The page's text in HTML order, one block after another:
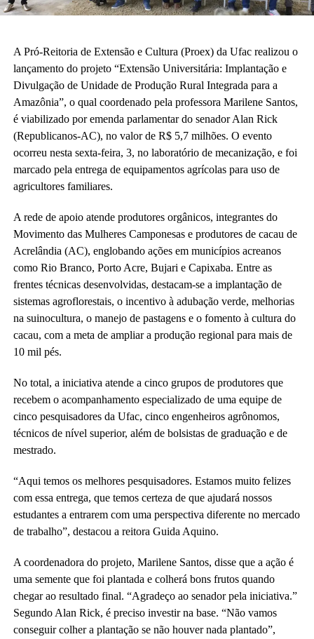
A Pró-Reitoria de Extensão e Cultura (Proex) da Ufac realizou o
lançamento do projeto “Extensão Universitária: Implantação e
Divulgação de Unidade de Produção Rural Integrada para a
Amazônia”, o qual coordenado pela professora Marilene Santos,
é viabilizado por emenda parlamentar do senador Alan Rick
(Republicanos-AC), no valor de R$ 5,7 milhões. O evento
ocorreu nesta sexta-feira, 3, no laboratório de mecanização, e foi
marcado pela entrega de equipamentos agrícolas para uso de
agricultores familiares.
A rede de apoio atende produtores orgânicos, integrantes do
Movimento das Mulheres Camponesas e produtores de cacau de
Acrelândia (AC), englobando ações em municípios acreanos
como Rio Branco, Porto Acre, Bujari e Capixaba. Entre as
frentes técnicas desenvolvidas, destacam-se a implantação de
sistemas agroflorestais, o incentivo à adubação verde, melhorias
na suinocultura, o manejo de pastagens e o fomento à cultura do
cacau, com a meta de ampliar a produção regional para mais de
10 mil pés.
No total, a iniciativa atende a cinco grupos de produtores que
recebem o acompanhamento especializado de uma equipe de
cinco pesquisadores da Ufac, cinco engenheiros agrônomos,
técnicos de nível superior, além de bolsistas de graduação e de
mestrado.
“Aqui temos os melhores pesquisadores. Estamos muito felizes
com essa entrega, que temos certeza de que ajudará nossos
estudantes a entrarem com uma perspectiva diferente no mercado
de trabalho”, destacou a reitora Guida Aquino.
A coordenadora do projeto, Marilene Santos, disse que a ação é
uma semente que foi plantada e colherá bons frutos quando
chegar ao resultado final. “Agradeço ao senador pela iniciativa.”
Segundo Alan Rick, é preciso investir na base. “Não vamos
conseguir colher a plantação se não houver nada plantado”,